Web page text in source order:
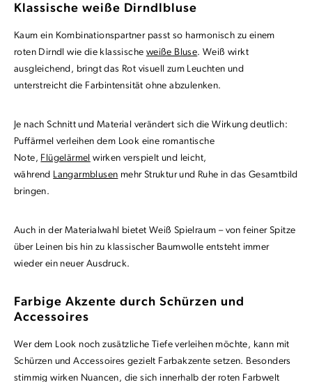
Klassische weiße Dirndlbluse
Kaum ein Kombinationspartner passt so harmonisch zu einem
roten Dirndl wie die klassische weiße Bluse. Weiß wirkt
ausgleichend, bringt das Rot visuell zum Leuchten und
unterstreicht die Farbintensität ohne abzulenken.
Je nach Schnitt und Material verändert sich die Wirkung deutlich:
Puffärmel verleihen dem Look eine romantische
Note, Flügelärmel wirken verspielt und leicht,
während Langarmblusen mehr Struktur und Ruhe in das Gesamtbild
bringen.
Auch in der Materialwahl bietet Weiß Spielraum – von feiner Spitze
über Leinen bis hin zu klassischer Baumwolle entsteht immer
wieder ein neuer Ausdruck.
Farbige Akzente durch Schürzen und
Accessoires
Wer dem Look noch zusätzliche Tiefe verleihen möchte, kann mit
Schürzen und Accessoires gezielt Farbakzente setzen. Besonders
stimmig wirken Nuancen, die sich innerhalb der roten Farbwelt